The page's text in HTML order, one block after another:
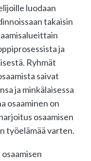
luodaan
takaisin
ja
Ryhmät
saivat
ja minkälaisessa
osaaminen on
osaamisen
työelämää varten.